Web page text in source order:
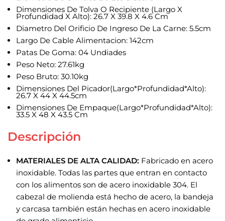
Dimensiones De Tolva O Recipiente (Largo X
Profundidad X Alto): 26.7 X 39.8 X 4.6 Cm
Diametro Del Orificio De Ingreso De La Carne: 5.5cm
Largo De Cable Alimentacion: 142cm
Patas De Goma: 04 Undiades
Peso Neto: 27.61kg
Peso Bruto: 30.10kg
Dimensiones Del Picador(Largo*Profundidad*Alto):
26.7 X 44 X 44.5cm
Dimensiones De Empaque(Largo*Profundidad*Alto):
33.5 X 48 X 43.5 Cm
Descripción
MATERIALES DE ALTA CALIDAD: Fabricado en acero
inoxidable. Todas las partes que entran en contacto
con los alimentos son de acero inoxidable 304. El
cabezal de molienda está hecho de acero, la bandeja
y carcasa también están hechas en acero inoxidable